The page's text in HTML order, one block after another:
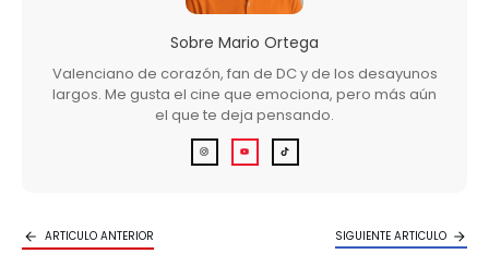
Sobre Mario Ortega
Valenciano de corazón, fan de DC y de los desayunos
largos. Me gusta el cine que emociona, pero más aún
el que te deja pensando.
ARTICULO ANTERIOR SIGUIENTE ARTICULO